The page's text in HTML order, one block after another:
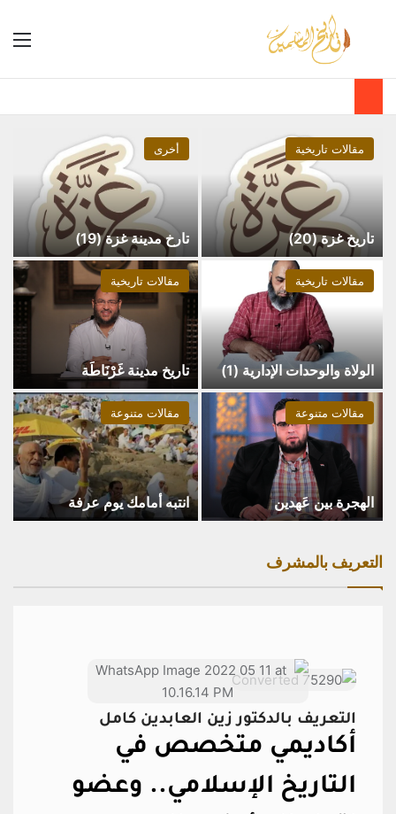
مقالات تاريخية
تاريخ غزة (20)
أخرى
تارخ مدينة غزة (19)
مقالات تاريخية
الولاة والوحدات الإدارية (1)
مقالات تاريخية
تاريخ مدينة غَرْنَاطَة
مقالات متنوعة
الهجرة بين عَهدين
مقالات متنوعة
انتبه أمامك يوم عرفة
التعريف بالمشرف
التعريف بالدكتور زين العابدين كامل
أكاديمي متخصص في
التاريخ الإسلامي.. وعضو